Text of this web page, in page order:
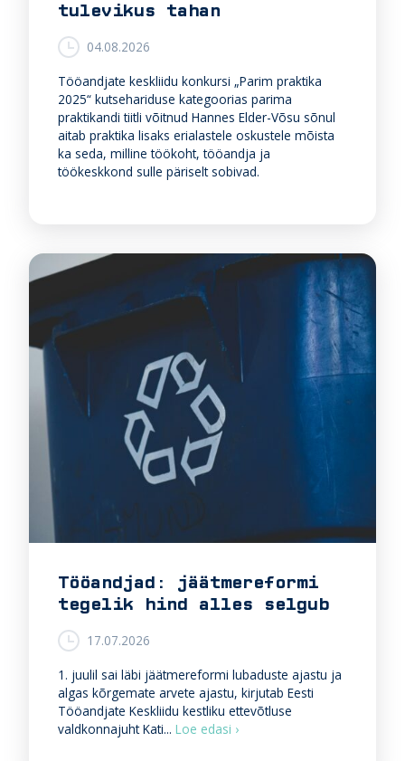
tulevikus tahan
04.08.2026
Tööandjate keskliidu konkursi „Parim praktika
2025“ kutsehariduse kategoorias parima
praktikandi tiitli võitnud Hannes Elder-Võsu sõnul
aitab praktika lisaks erialastele oskustele mõista
ka seda, milline töökoht, tööandja ja
töökeskkond sulle päriselt sobivad.
Tööandjad: jäätmereformi
tegelik hind alles selgub
17.07.2026
1. juulil sai läbi jäätmereformi lubaduste ajastu ja
algas kõrgemate arvete ajastu, kirjutab Eesti
Tööandjate Keskliidu kestliku ettevõtluse
valdkonnajuht Kati... Loe edasi ›T